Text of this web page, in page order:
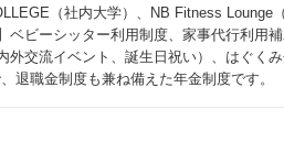
（社内大学）、NB Fitness
ベビーシッター利用制度、家事代行利用
外交流イベント、誕生日祝い）、はぐく
退職金制度も兼ね備えた年金制度です